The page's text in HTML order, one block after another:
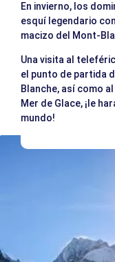
En invierno, los
esquí legendario
macizo del Mont-
Una visita al
el punto de partida
Blanche, así como
Mer de Glace, ¡le
mundo!